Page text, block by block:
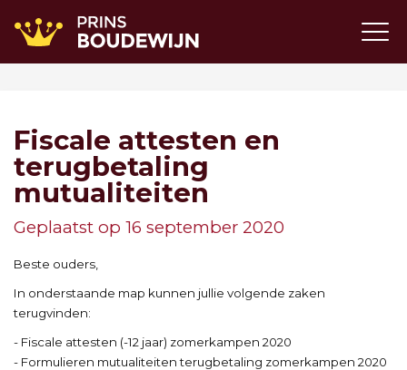
Fiscale attesten en
terugbetaling
mutualiteiten
Geplaatst op 16 september 2020
Beste ouders,
In onderstaande map kunnen jullie volgende zaken
terugvinden:
- Fiscale attesten (-12 jaar) zomerkampen 2020
- Formulieren mutualiteiten terugbetaling zomerkampen 2020